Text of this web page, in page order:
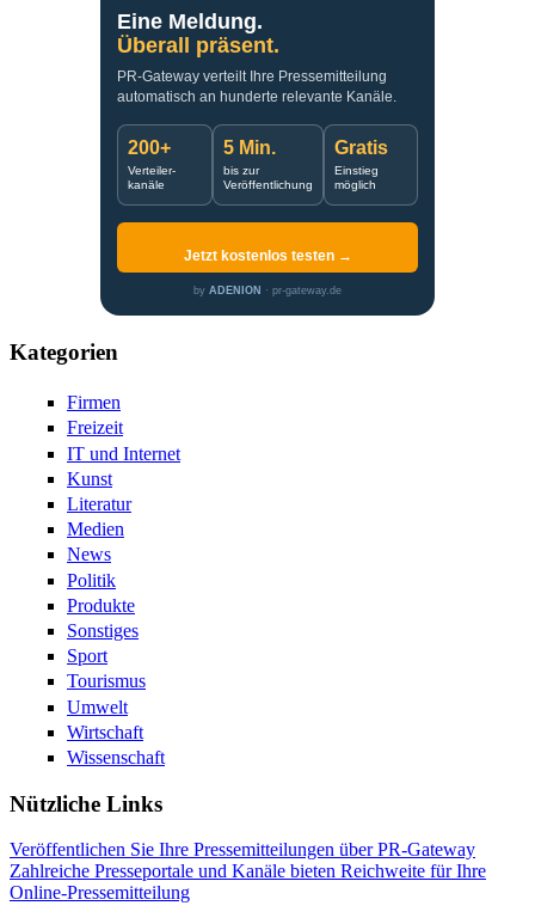
Eine Meldung.
Überall präsent.
PR-Gateway verteilt Ihre Pressemitteilung
automatisch an hunderte relevante Kanäle.
200+
Verteiler-
kanäle
5 Min.
bis zur
Veröffentlichung
Gratis
Einstieg
möglich
Jetzt kostenlos testen →
by ADENION · pr-gateway.de
Kategorien
Firmen
Freizeit
IT und Internet
Kunst
Literatur
Medien
News
Politik
Produkte
Sonstiges
Sport
Tourismus
Umwelt
Wirtschaft
Wissenschaft
Nützliche Links
Veröffentlichen Sie Ihre Pressemitteilungen über PR-Gateway
Zahlreiche Presseportale und Kanäle bieten Reichweite für Ihre
Online-Pressemitteilung